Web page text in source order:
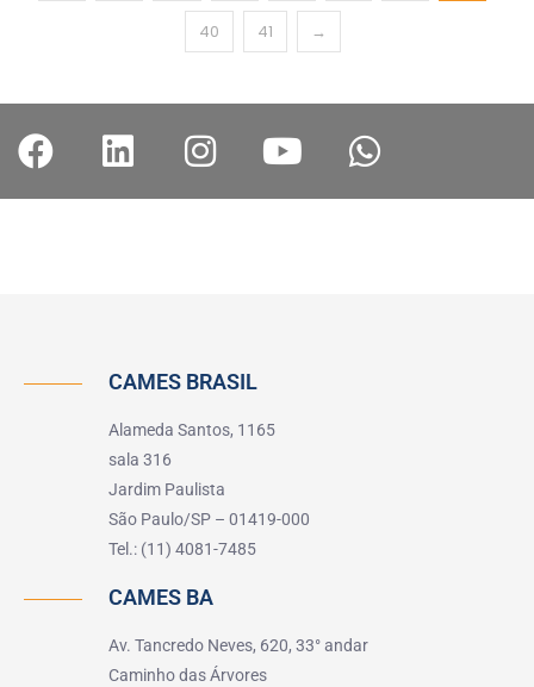
40 41 →
CAMES BRASIL
Alameda Santos, 1165
sala 316
Jardim Paulista
São Paulo/SP – 01419-000
Tel.: (11) 4081-7485
CAMES BA
Av. Tancredo Neves, 620, 33° andar
Caminho das Árvores